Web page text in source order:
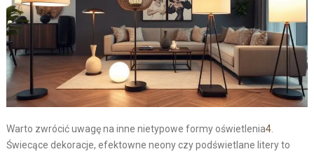
Warto zwrócić uwagę na inne nietypowe formy oświetlenia4.
Świecące dekoracje, efektowne neony czy podświetlane litery to